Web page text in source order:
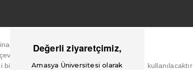
Değerli ziyaretçimiz,
Amasya Üniversitesi olarak
metin
değerlendirin
bildiriminiz, Google Çeviri'yi iyileştirmek için kullanılacaktır